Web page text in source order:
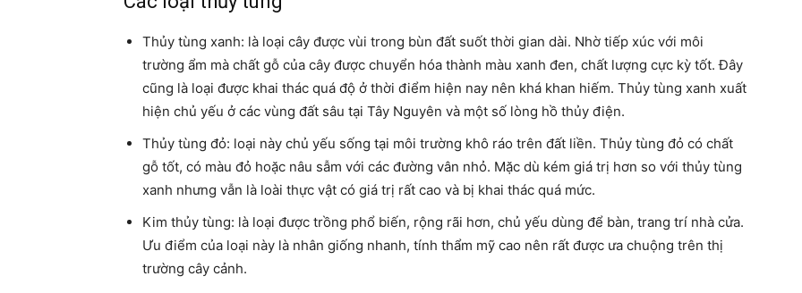
Thủy tùng xanh: là loại cây được vùi trong bùn đất suốt thời gian dài. Nhờ tiếp xúc với môi
trường ẩm mà chất gỗ của cây được chuyển hóa thành màu xanh đen, chất lượng cực kỳ tốt. Đây
cũng là loại được khai thác quá độ ở thời điểm hiện nay nên khá khan hiếm. Thủy tùng xanh xuất
hiện chủ yếu ở các vùng đất sâu tại Tây Nguyên và một số lòng hồ thủy điện.
Thủy tùng đỏ: loại này chủ yếu sống tại môi trường khô ráo trên đất liền. Thủy tùng đỏ có chất
gỗ tốt, có màu đỏ hoặc nâu sẫm với các đường vân nhỏ. Mặc dù kém giá trị hơn so với thủy tùng
xanh nhưng vẫn là loài thực vật có giá trị rất cao và bị khai thác quá mức.
Kim thủy tùng: là loại được trồng phổ biến, rộng rãi hơn, chủ yếu dùng để bàn, trang trí nhà cửa.
Ưu điểm của loại này là nhân giống nhanh, tính thẩm mỹ cao nên rất được ưa chuộng trên thị
trường cây cảnh.